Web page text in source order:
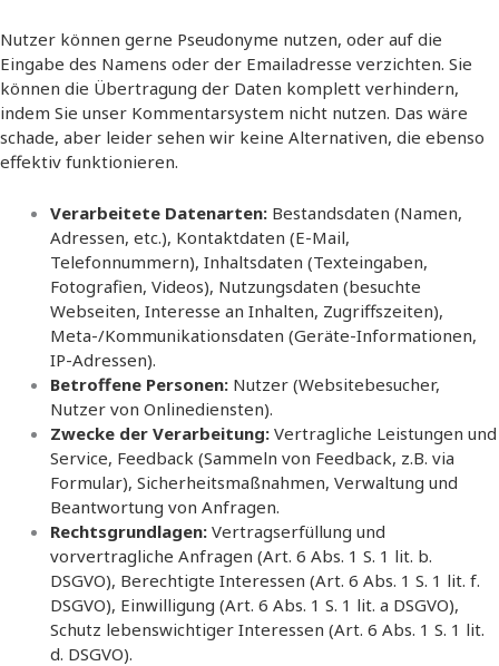
Nutzer können gerne Pseudonyme nutzen, oder auf die
Eingabe des Namens oder der Emailadresse verzichten. Sie
können die Übertragung der Daten komplett verhindern,
indem Sie unser Kommentarsystem nicht nutzen. Das wäre
schade, aber leider sehen wir keine Alternativen, die ebenso
effektiv funktionieren.
Verarbeitete Datenarten: Bestandsdaten (Namen,
Adressen, etc.), Kontaktdaten (E-Mail,
Telefonnummern), Inhaltsdaten (Texteingaben,
Fotografien, Videos), Nutzungsdaten (besuchte
Webseiten, Interesse an Inhalten, Zugriffszeiten),
Meta-/Kommunikationsdaten (Geräte-Informationen,
IP-Adressen).
Betroffene Personen: Nutzer (Websitebesucher,
Nutzer von Onlinediensten).
Zwecke der Verarbeitung: Vertragliche Leistungen und
Service, Feedback (Sammeln von Feedback, z.B. via
Formular), Sicherheitsmaßnahmen, Verwaltung und
Beantwortung von Anfragen.
Rechtsgrundlagen: Vertragserfüllung und
vorvertragliche Anfragen (Art. 6 Abs. 1 S. 1 lit. b.
DSGVO), Berechtigte Interessen (Art. 6 Abs. 1 S. 1 lit. f.
DSGVO), Einwilligung (Art. 6 Abs. 1 S. 1 lit. a DSGVO),
Schutz lebenswichtiger Interessen (Art. 6 Abs. 1 S. 1 lit.
d. DSGVO).